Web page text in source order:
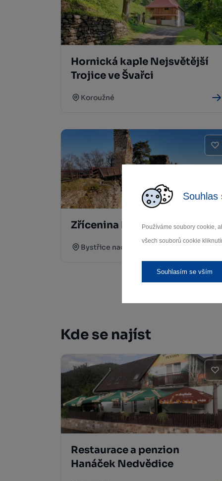
Souhlas
Používáme soubory cookie,
všech souborů cookie
Souhlasím se vším
Hornická kaple Nejsvětější
Trojice ve Švařci
Koroužné
Zřícenina hradu Zubštejn
Bystřice nad Pernštejnem
Kde se najíst
Restaurace a penzion
Hanáček Nedvědice